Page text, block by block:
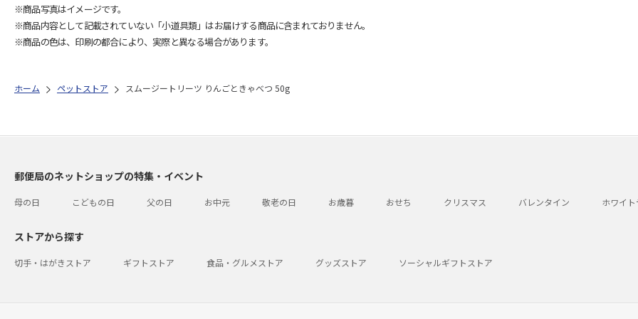
※商品写真はイメージです。
※商品内容として記載されていない「小道具類」はお届けする商品に含まれておりません。
※商品の色は、印刷の都合により、実際と異なる場合があります。
ホーム ペットストア スムージートリーツ りんごときゃべつ 50g
郵便局のネットショップの特集・イベント
母の日 こどもの日 父の日 お中元 敬老の日 お歳暮 おせち クリスマス バレンタイン ホワイ
ストアから探す
切手・はがきストア ギフトストア 食品・グルメストア グッズストア ソーシャルギフトストア